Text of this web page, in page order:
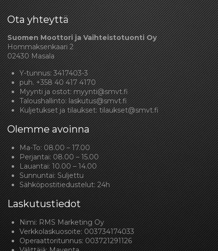
Ota yhteyttä
Suomen Moottori ja Vaihteistotuonti Oy
Hommaksenkaari 2
02430 Masala
Y-tunnus: 3417403-3
puh.+358 40 417 4170
Myynti ja ostot:myynti@smvt.fi
Taloushallinto:laskutus@smvt.fi
Kuljetukset ja tilaukset:tilaukset@smvt.fi
Olemme avoinna
Ma-To: 08.00 – 17.00
Perjantai: 08.00 – 15.00
Lauantai: 10.00 – 14.00
Sunnuntai: Suljettu
Sähköpostitiedustelut: 24h
Laskutustiedot
Nimi: RMS Marketing Oy
Verkkolaskuosoite: 003734174033
Operaattoritunnus: 003721291126